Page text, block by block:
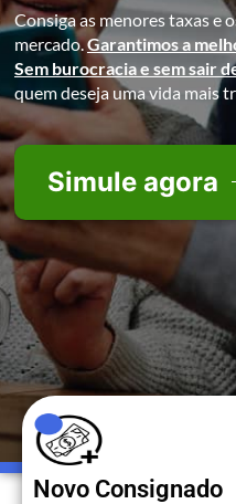
Consiga as menores taxas e
mercado.Garantimos a
Sem burocracia e sem sair
quem deseja uma vida mais
Simule agora
Novo Consignado